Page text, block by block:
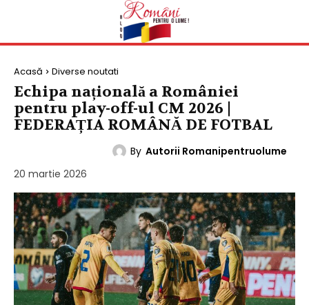
Acasă Diverse noutati
Echipa națională a României
pentru play-off-ul CM 2026 |
FEDERAȚIA ROMÂNĂ DE FOTBAL
By Autorii Romanipentruolume
20 martie 2026